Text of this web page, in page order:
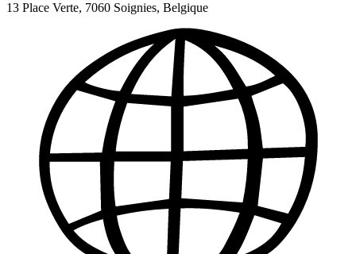
13 Place Verte, 7060 Soignies, Belgique